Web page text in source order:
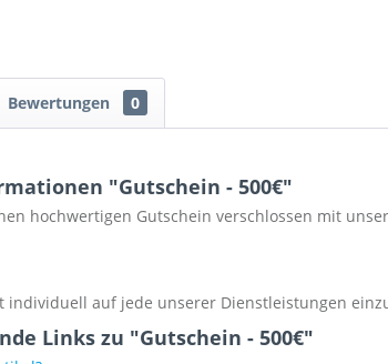
Bewertungen 0
"Gutschein - 500€"
hochwertigen Gutschein verschlossen mit
individuell auf jede unserer Dienstleistungen
Links zu "Gutschein - 500€"